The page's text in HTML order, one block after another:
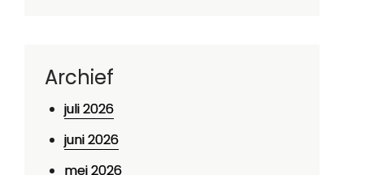
Archief
juli 2026
juni 2026
mei 2026